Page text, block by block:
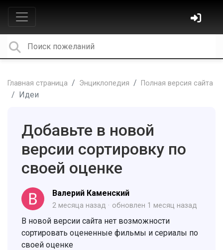
Главная страница Энциклопедия Полная версия сайта
Идеи
Добавьте в новой
версии сортировку по
своей оценке
Валерий Каменский
2 месяца назад обновлен 1 месяц назад
В новой версии сайта нет возможности
сортировать оцененные фильмы и сериалы по
своей оценке